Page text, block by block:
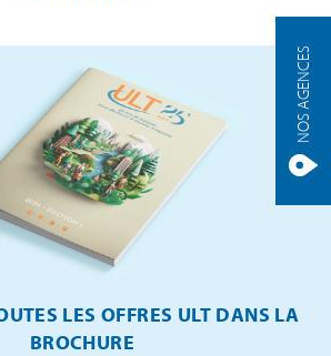
NOS AGENCES
LES OFFRES ULT DANS LA
BROCHURE